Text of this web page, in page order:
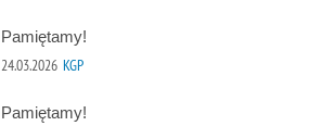
Pamiętamy!
24.03.2026 KGP
Pamiętamy!